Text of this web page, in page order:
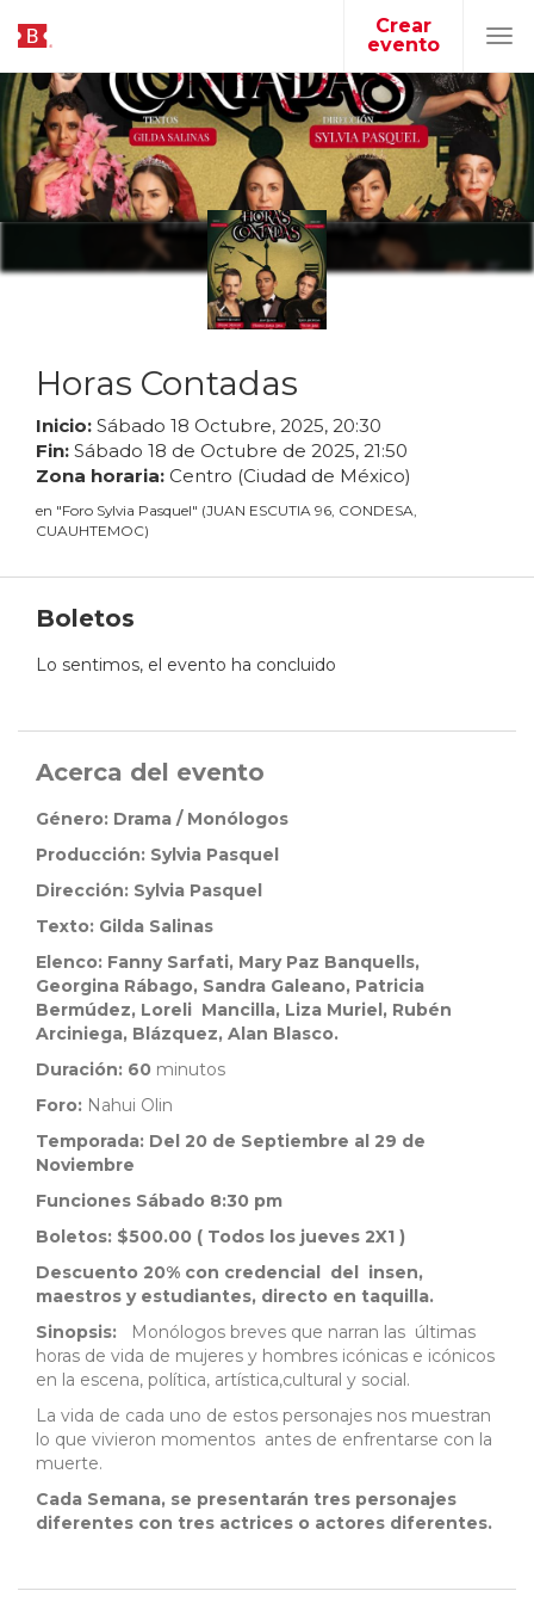
Crear
evento
Horas Contadas
Inicio: Sábado 18 Octubre, 2025, 20:30
Fin: Sábado 18 de Octubre de 2025, 21:50
Zona horaria: Centro (Ciudad de México)
en "Foro Sylvia Pasquel" (JUAN ESCUTIA 96, CONDESA,
CUAUHTEMOC)
Boletos
Lo sentimos, el evento ha concluido
Acerca del evento
Género: Drama / Monólogos
Producción: Sylvia Pasquel
Dirección: Sylvia Pasquel
Texto: Gilda Salinas
Elenco: Fanny Sarfati, Mary Paz Banquells,
Georgina Rábago, Sandra Galeano, Patricia
Bermúdez, Loreli Mancilla, Liza Muriel, Rubén
Arciniega, Blázquez, Alan Blasco.
Duración: 60 minutos
Foro: Nahui Olin
Temporada: Del 20 de Septiembre al 29 de
Noviembre
Funciones Sábado 8:30 pm
Boletos: $500.00 ( Todos los jueves 2X1 )
Descuento 20% con credencial del insen,
maestros y estudiantes, directo en taquilla.
Sinopsis: Monólogos breves que narran las últimas
horas de vida de mujeres y hombres icónicas e icónicos
en la escena, política, artística,cultural y social.
La vida de cada uno de estos personajes nos muestran
lo que vivieron momentos antes de enfrentarse con la
muerte.
Cada Semana, se presentarán tres personajes
diferentes con tres actrices o actores diferentes.